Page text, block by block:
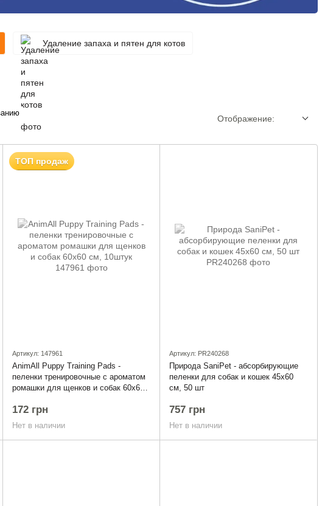
Удаление запаха и пятен для котов
Отображение:
ТОП продаж
Артикул: 147961
AnimAll Puppy Training Pads -
пеленки тренировочные с ароматом
ромашки для щенков и собак 60х60
172 грн
Нет в наличии
Артикул: PR240268
Природа SaniPet - абсорбирующие
пеленки для собак и кошек 45x60
см, 50 шт
757 грн
Нет в наличии